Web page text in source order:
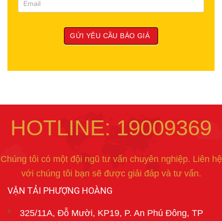
HOTLINE: 19009369
Chúng tôi có một đội ngũ tư vấn chuyên nghiệp. Liên hệ
với chúng tôi bạn sẽ được giải đáp và tư vấn.
VẬN TẢI PHƯỢNG HOÀNG
325/11A, Đỗ Mười, KP19, P. An Phú Đông, TP